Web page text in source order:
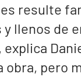
resulte
llenos de
obra, pero